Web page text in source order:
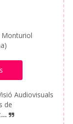
Monturiol
Audiovisuals
de
...